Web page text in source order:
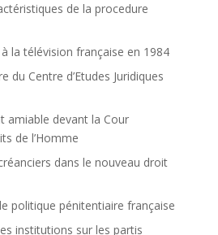
de la procedure
à la télévision française en 1984
du Centre d’Etudes Juridiques
amiable devant la Cour
de l’Homme
dans le nouveau droit
politique pénitentiaire française
institutions sur les partis